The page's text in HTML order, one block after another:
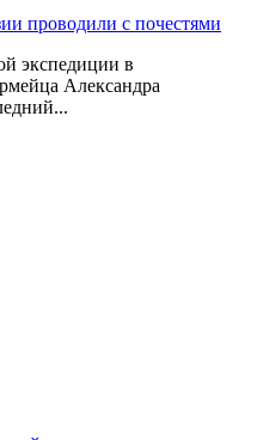
проводили с почестями
экспедиции в
Александра